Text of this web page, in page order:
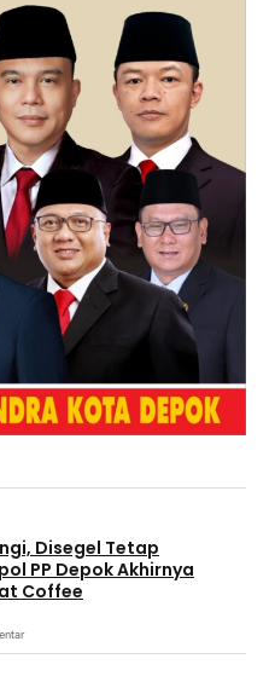
Disegel Tetap
PP Depok Akhirnya
Coffee